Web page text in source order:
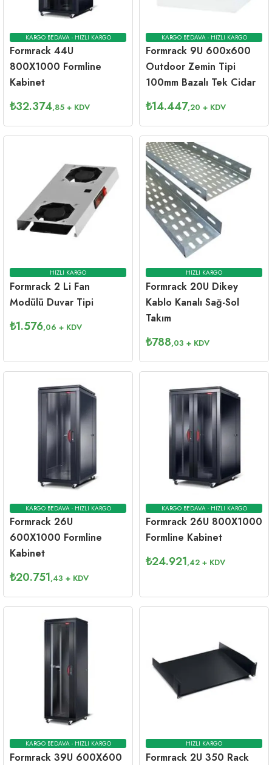
KARGO BEDAVA - HIZLI KARGO
Formrack 44U
800X1000 Formline
Kabinet
₺32.374,85 + KDV
KARGO BEDAVA - HIZLI KARGO
Formrack 9U 600x600
Outdoor Zemin Tipi
100mm Bazalı Tek Cidar
₺14.447,20 + KDV
HIZLI KARGO
Formrack 2 Li Fan
Modülü Duvar Tipi
₺1.576,06 + KDV
HIZLI KARGO
Formrack 20U Dikey
Kablo Kanalı Sağ-Sol
Takım
₺788,03 + KDV
KARGO BEDAVA - HIZLI KARGO
Formrack 26U
600X1000 Formline
Kabinet
₺20.751,43 + KDV
KARGO BEDAVA - HIZLI KARGO
Formrack 26U 800X1000
Formline Kabinet
₺24.921,42 + KDV
KARGO BEDAVA - HIZLI KARGO
Formrack 39U 600X600
HIZLI KARGO
Formrack 2U 350 Rack